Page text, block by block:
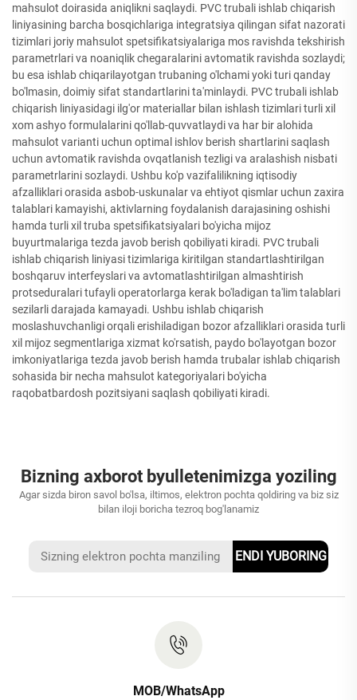
mahsulot doirasida aniqlikni saqlaydi. PVC trubali ishlab chiqarish
liniyasining barcha bosqichlariga integratsiya qilingan sifat nazorati
tizimlari joriy mahsulot spetsifikatsiyalariga mos ravishda tekshirish
parametrlari va noaniqlik chegaralarini avtomatik ravishda sozlaydi;
bu esa ishlab chiqarilayotgan trubaning o'lchami yoki turi qanday
bo'lmasin, doimiy sifat standartlarini ta'minlaydi. PVC trubali ishlab
chiqarish liniyasidagi ilg'or materiallar bilan ishlash tizimlari turli xil
xom ashyo formulalarini qo'llab-quvvatlaydi va har bir alohida
mahsulot varianti uchun optimal ishlov berish shartlarini saqlash
uchun avtomatik ravishda ovqatlanish tezligi va aralashish nisbati
parametrlarini sozlaydi. Ushbu ko'p vazifalilikning iqtisodiy
afzalliklari orasida asbob-uskunalar va ehtiyot qismlar uchun zaxira
talablari kamayishi, aktivlarning foydalanish darajasining oshishi
hamda turli xil truba spetsifikatsiyalari bo'yicha mijoz
buyurtmalariga tezda javob berish qobiliyati kiradi. PVC trubali
ishlab chiqarish liniyasi tizimlariga kiritilgan standartlashtirilgan
boshqaruv interfeyslari va avtomatlashtirilgan almashtirish
protseduralari tufayli operatorlarga kerak bo'ladigan ta'lim talablari
sezilarli darajada kamayadi. Ushbu ishlab chiqarish
moslashuvchanligi orqali erishiladigan bozor afzalliklari orasida turli
xil mijoz segmentlariga xizmat ko'rsatish, paydo bo'layotgan bozor
imkoniyatlariga tezda javob berish hamda trubalar ishlab chiqarish
sohasida bir necha mahsulot kategoriyalari bo'yicha
raqobatbardosh pozitsiyani saqlash qobiliyati kiradi.
Bizning axborot byulletenimizga yoziling
Agar sizda biron savol bo'lsa, iltimos, elektron pochta qoldiring va biz siz
bilan iloji boricha tezroq bog'lanamiz
ENDI YUBORING
MOB/WhatsApp